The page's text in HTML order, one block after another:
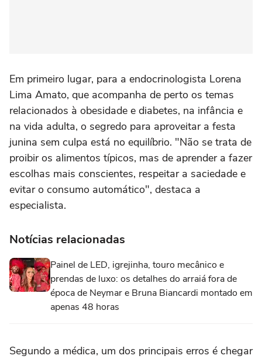
Em primeiro lugar, para a endocrinologista Lorena
Lima Amato, que acompanha de perto os temas
relacionados à obesidade e diabetes, na infância e
na vida adulta, o segredo para aproveitar a festa
junina sem culpa está no equilíbrio. "Não se trata de
proibir os alimentos típicos, mas de aprender a fazer
escolhas mais conscientes, respeitar a saciedade e
evitar o consumo automático", destaca a
especialista.
Notícias relacionadas
Painel de LED, igrejinha, touro mecânico e
prendas de luxo: os detalhes do arraiá fora de
época de Neymar e Bruna Biancardi montado em
apenas 48 horas
Segundo a médica, um dos principais erros é chegar